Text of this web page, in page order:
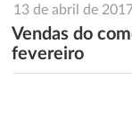
13 de abril de
Vendas do
fevereiro